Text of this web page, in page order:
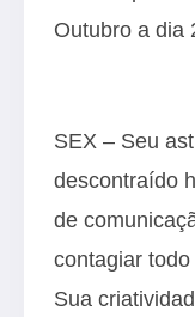
Outubro a dia
SEX – Seu
descontraído
de
contagiar
Sua